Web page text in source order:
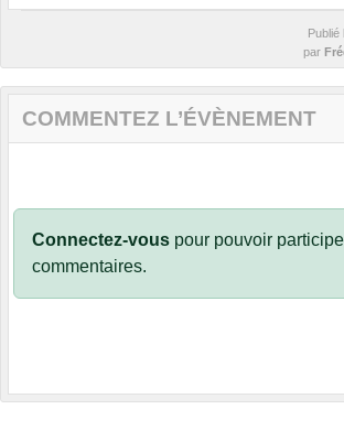
Publié
par
COMMENTEZ L’ÉVÈNEMENT
Connectez-vous pour pouvoir
commentaires.